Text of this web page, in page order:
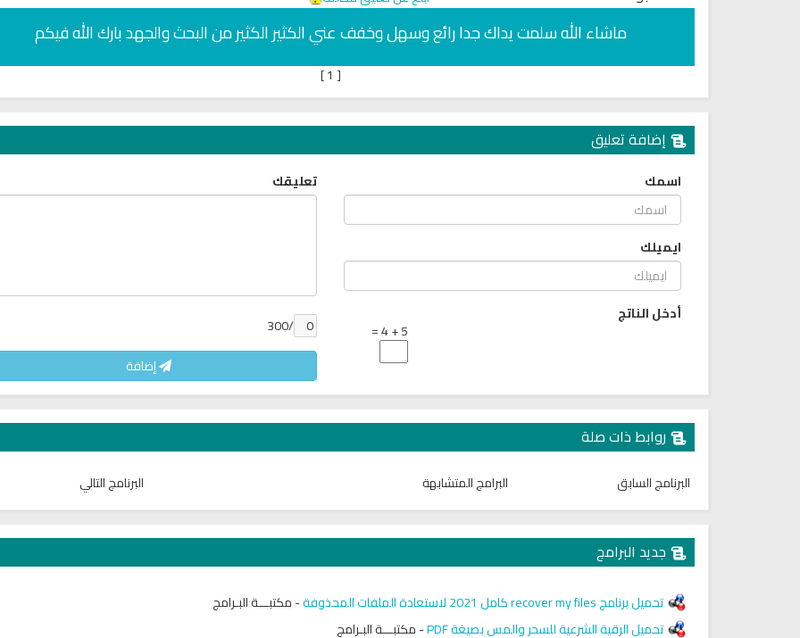
ماشاء الله سلمت يداك جدا رائع وسهل وخفف عني الكثير الكثير من البحث والجهد بارك الله فيكم
[
]
إضافة تعليق
اسمك
ايميلك
أدخل الناتج
5 + 4 =
تعليقك
/300
إضافة
روابط ذات صلة
البرنامج السابق البرامج المتشابهة البرنامج التالي
جديد البرامج
تحميل برنامج recover my files كامل 2021 لاستعادة الملفات المحذوفة -مكتبـــة البـرامج
تحميل الرقية الشرعية للسحر والمس بصيغة PDF
-مكتبـــة البـرامج